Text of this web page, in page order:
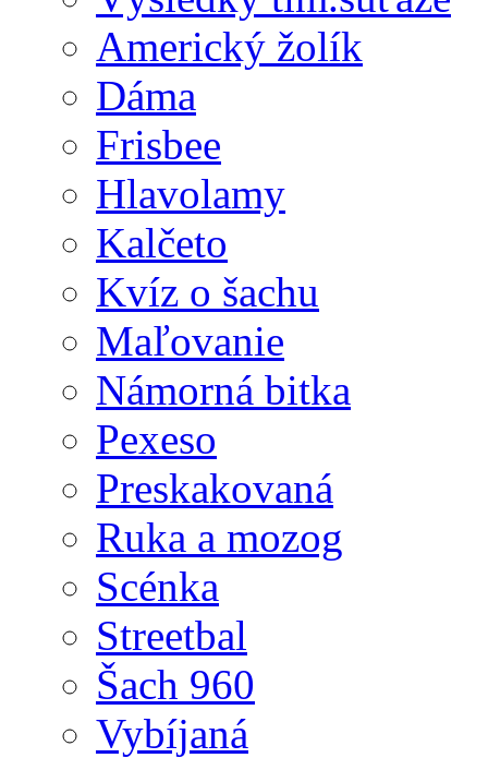
Americký žolík
Dáma
Frisbee
Hlavolamy
Kalčeto
Kvíz o šachu
Maľovanie
Námorná bitka
Pexeso
Preskakovaná
Ruka a mozog
Scénka
Streetbal
Šach 960
Vybíjaná